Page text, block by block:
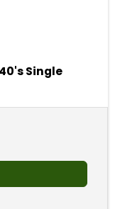
Single